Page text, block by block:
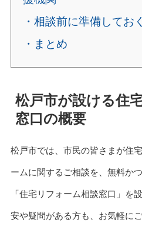
・相談前に準備してお
・まとめ
松戸市が設ける住
窓口の概要
松戸市では、市民の皆さまが住
ームに関するご相談を、無料か
「住宅リフォーム相談窓口」を
安や疑問がある方も、お気軽に